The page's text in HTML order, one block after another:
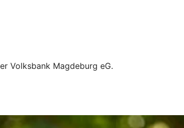
Volksbank Magdeburg eG.